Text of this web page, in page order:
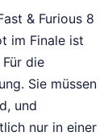
& Furious 8
im Finale ist
die
Sie müssen
und
nur in einer